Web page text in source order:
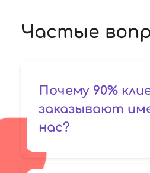
Частые
Почему 90%
заказывают
нас?